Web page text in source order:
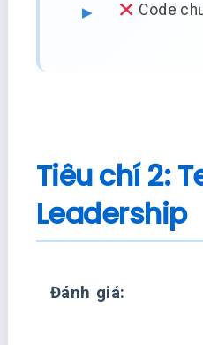
Code
Tiêu chí 2:
Leadership
Đánh giá: